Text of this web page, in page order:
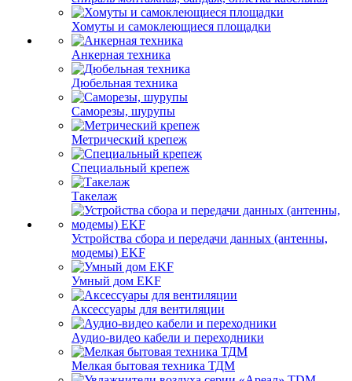
Хомуты и самоклеющиеся площадки
Анкерная техника
Дюбельная техника
Саморезы, шурупы
Метрический крепеж
Специальный крепеж
Такелаж
Устройства сбора и передачи данных (антенны,
модемы) EKF
Умный дом EKF
Аксессуары для вентиляции
Аудио-видео кабели и переходники
Мелкая бытовая техника ТДМ